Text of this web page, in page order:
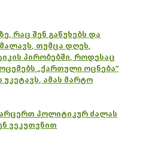
რაც შენ გაწუხებს და
თუმცა დღეს,
პირობებში, როდესაც
„ქართული ოცნება“
ამას მარტო
არცერთ პოლიტიკურ ძალას
ვეკუთვნით